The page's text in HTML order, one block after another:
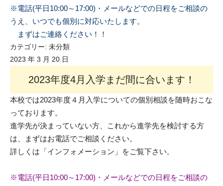
※電話(平日10:00～17:00)・メールなどでの日程をご相談の
うえ、いつでも個別に対応いたします。
まずはご連絡ください！！
カテゴリー: 未分類
2023 年 3 月 20 日
2023年度4月入学まだ間に合います！
本校では2023年度４月入学についての個別相談を随時おこな
っております。
進学先が決まっていない方、これから進学先を検討する方
は、まずはお電話でご相談ください。
詳しくは「インフォメーション」をご覧下さい。
※電話(平日10:00～17:00)・メールなどでの日程をご相談の